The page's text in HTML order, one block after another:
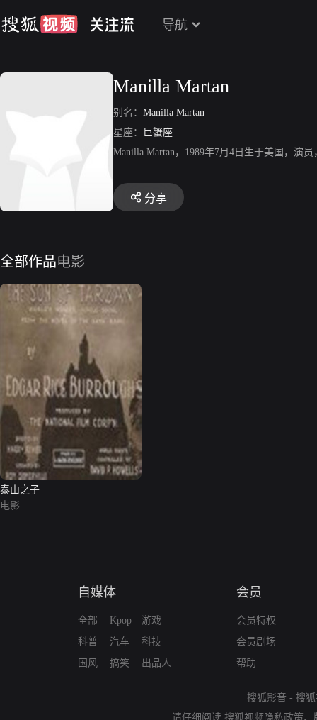
导航
Manilla Martan
别名： Manilla Martan
星座：
巨蟹座
Manilla Martan，1989年7月4日生于美国，演
分享
全部作品电影
泰山之子
电影
自媒体
全部
科普
国风
Kpop
汽车
搞笑
游戏
科技
出品人
会员
会员特权
会员剧场
帮助
搜狐影音 - 搜
请仔细阅读 搜狐视频隐私政策、